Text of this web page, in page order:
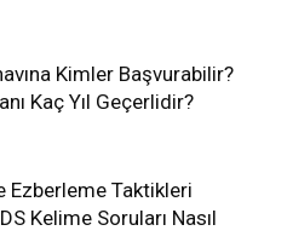
Kimler Başvurabilir?
Kaç Yıl Geçerlidir?
Ezberleme Taktikleri
Kelime Soruları Nasıl